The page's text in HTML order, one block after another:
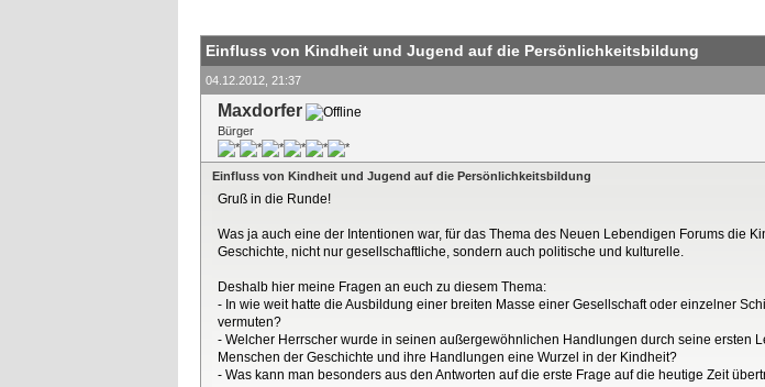
Einfluss von Kindheit und Jugend auf die Persönlichkeitsbildung
04.12.2012, 21:37
Maxdorfer
Bürger
Einfluss von Kindheit und Jugend auf die Persönlichkeitsbildung
Gruß in die Runde!
Was ja auch eine der Intentionen war, für das Thema des Neuen Lebendigen Forums die
Geschichte, nicht nur gesellschaftliche, sondern auch politische und kulturelle.
Deshalb hier meine Fragen an euch zu diesem Thema:
- In wie weit hatte die Ausbildung einer breiten Masse einer Gesellschaft oder einzelner
vermuten?
- Welcher Herrscher wurde in seinen außergewöhnlichen Handlungen durch seine
Menschen der Geschichte und ihre Handlungen eine Wurzel in der Kindheit?
- Was kann man besonders aus den Antworten auf die erste Frage auf die heutige Zeit